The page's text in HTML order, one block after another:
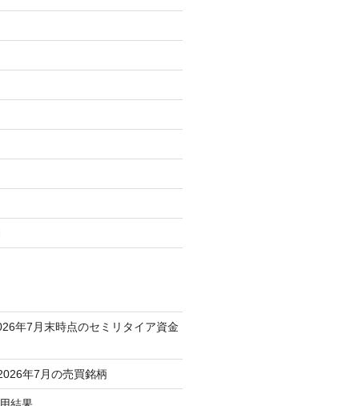
年7月末時点のセミリタイア資金
年7月の売買銘柄